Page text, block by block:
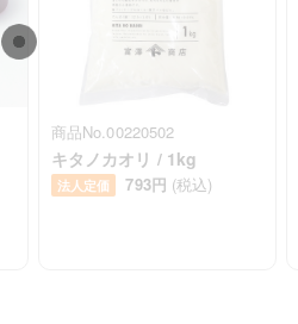
商品No.00220502
キタノカオリ / 1kg
法人定価 793円 (税込)